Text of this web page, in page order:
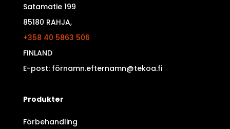
Satamatie 199
85180 RAHJA,
+358 40 5863 506
FINLAND
E-post: förnamn.efternamn@tekoa.fi
Produkter
Förbehandling